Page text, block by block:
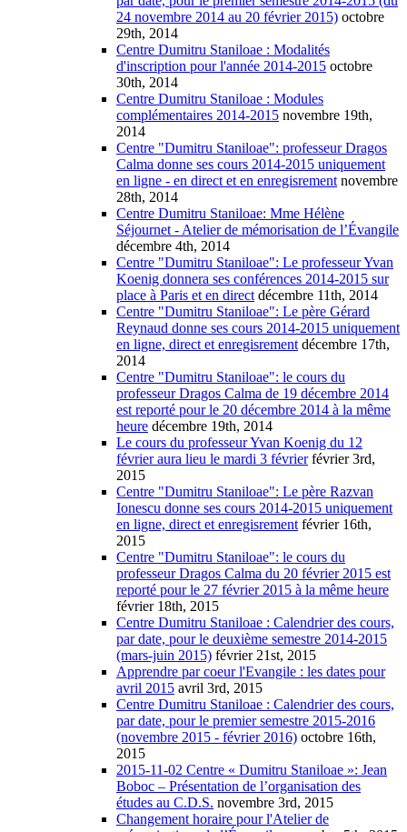
24 novembre 2014 au 20 février 2015) octobre
29th, 2014
Centre Dumitru Staniloae : Modalités
d'inscription pour l'année 2014-2015 octobre
30th, 2014
Centre Dumitru Staniloae : Modules
complémentaires 2014-2015 novembre 19th,
2014
Centre "Dumitru Staniloae": professeur Dragos
Calma donne ses cours 2014-2015 uniquement
en ligne - en direct et en enregisrement novembre
28th, 2014
Centre Dumitru Staniloae: Mme Hélène
Séjournet - Atelier de mémorisation de l’Évangile
décembre 4th, 2014
Centre "Dumitru Staniloae": Le professeur Yvan
Koenig donnera ses conférences 2014-2015 sur
place à Paris et en direct décembre 11th, 2014
Centre "Dumitru Staniloae": Le père Gérard
Reynaud donne ses cours 2014-2015 uniquement
en ligne, direct et enregisrement décembre 17th,
2014
Centre "Dumitru Staniloae": le cours du
professeur Dragos Calma de 19 décembre 2014
est reporté pour le 20 décembre 2014 à la même
heure décembre 19th, 2014
Le cours du professeur Yvan Koenig du 12
février aura lieu le mardi 3 févrierfévrier 3rd,
2015
Centre "Dumitru Staniloae": Le père Razvan
Ionescu donne ses cours 2014-2015 uniquement
en ligne, direct et enregisrement février 16th,
2015
Centre "Dumitru Staniloae": le cours du
professeur Dragos Calma du 20 février 2015 est
reporté pour le 27 février 2015 à la même heure
février 18th, 2015
Centre Dumitru Staniloae : Calendrier des cours,
par date, pour le deuxième semestre 2014-2015
(mars-juin 2015) février 21st, 2015
Apprendre par coeur l'Evangile : les dates pour
avril 2015 avril 3rd, 2015
Centre Dumitru Staniloae : Calendrier des cours,
par date, pour le premier semestre 2015-2016
(novembre 2015 - février 2016) octobre 16th,
2015
2015-11-02 Centre « Dumitru Staniloae »: Jean
Boboc – Présentation de l’organisation des
études au C.D.S. novembre 3rd, 2015
Changement horaire pour l'Atelier de